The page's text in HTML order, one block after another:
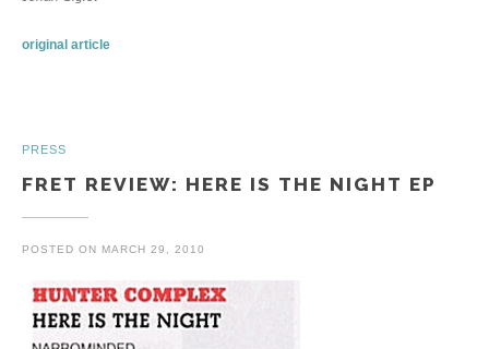
original article
PRESS
FRET REVIEW: HERE IS THE NIGHT EP
POSTED ON MARCH 29, 2010